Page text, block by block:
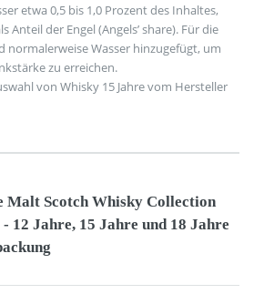
etwa 0,5 bis 1,0 Prozent des Inhaltes,
Anteil der Engel (Angels’ share). Für die
normalerweise Wasser hinzugefügt, um
zu erreichen.
von Whisky 15 Jahre vom Hersteller
Malt Scotch Whisky Collection
12 Jahre, 15 Jahre und 18 Jahre